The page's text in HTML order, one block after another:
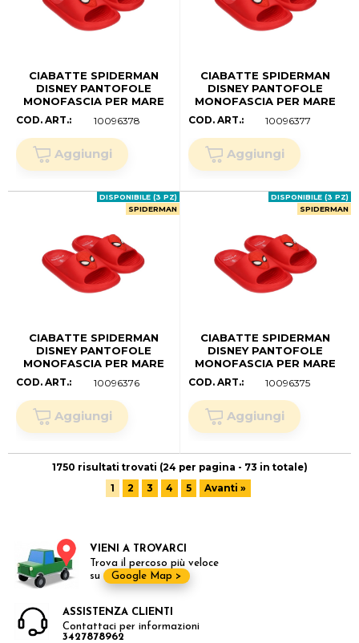
CIABATTE SPIDERMAN
DISNEY PANTOFOLE
MONOFASCIA PER MARE
PISCINA - 7285 (32/33)
COD. ART.: 10096378
CIABATTE SPIDERMAN
DISNEY PANTOFOLE
MONOFASCIA PER MARE
PISCINA - 7285 (30/31)
COD. ART.: 10096377
CIABATTE SPIDERMAN
DISNEY PANTOFOLE
MONOFASCIA PER MARE
PISCINA - 7285 (28/29)
COD. ART.: 10096376
SPIDERMAN
DISPONIBILE (3 PZ)
CIABATTE SPIDERMAN
DISNEY PANTOFOLE
MONOFASCIA PER MARE
PISCINA - 7285 (26/27)
COD. ART.: 10096375
SPIDERMAN
DISPONIBILE (3 PZ)
1750 risultati trovati (24 per pagina - 73 in totale)
1
2 3 4 5 Avanti »
VIENI A TROVARCI
Trova il percoso più veloce
su
Google Map >
ASSISTENZA CLIENTI
Contattaci per informazioni
3427878962